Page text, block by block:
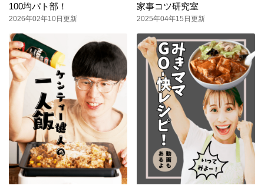
100均パト部！
2026年02年10日更新
家事コツ研究室
2025年04年15日更新